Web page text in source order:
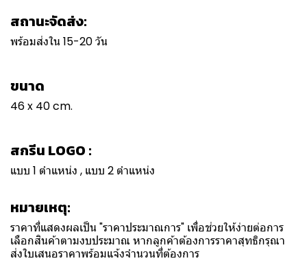
สถานะจัดส่ง:
พร้อมส่งใน 15-20 วัน
ขนาด
46 x 40 cm.
สกรีน LOGO :
แบบ 1 ตำแหน่ง , แบบ 2 ตำแหน่ง
หมายเหตุ:
ราคาที่แสดงผลเป็น "ราคาประมาณการ" เพื่อช่วยให้ง่ายต่อการ
เลือกสินค้าตามงบประมาณ หากลูกค้าต้องการราคาสุทธิกรุณา
ส่งใบเสนอราคาพร้อมแจ้งจำนวนที่ต้องการ